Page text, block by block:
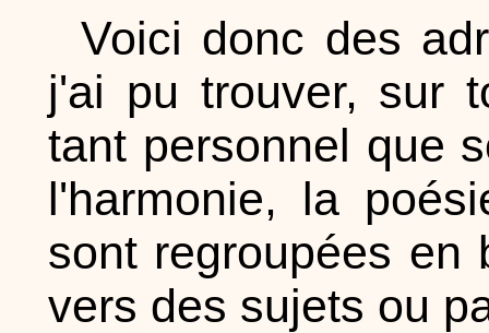
Voici donc des
j'ai pu trouver, sur
tant personnel que
l'harmonie, la
sont regroupées en
vers des sujets ou